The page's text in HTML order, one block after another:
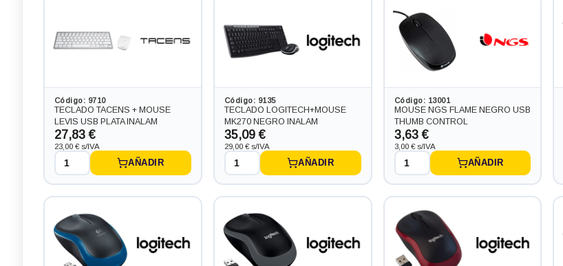
Código: 9710
TECLADO TACENS + MOUSE
LEVIS USB PLATA INALAM
27,83 €
23,00 € s/IVA
AÑADIR
Código: 9135
TECLADO LOGITECH+MOUSE
MK270 NEGRO INALAM
35,09 €
29,00 € s/IVA
AÑADIR
Código: 13001
MOUSE NGS FLAME NEGRO USB
THUMB CONTROL
3,63 €
3,00 € s/IVA
AÑADIR